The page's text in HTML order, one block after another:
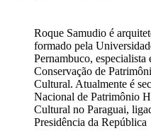
Roque Samudio é
formado pela
Pernambuco, especialista
Conservação de
Cultural. Atualmente é
Nacional de Patrimônio
Cultural no Paraguai,
Presidência da República